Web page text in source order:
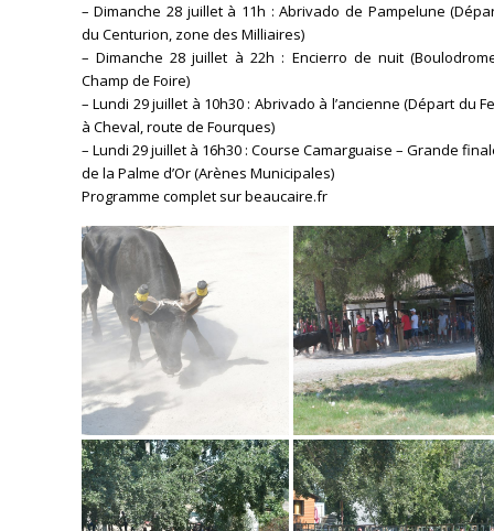
– Dimanche 28 juillet à 11h : Abrivado de Pampelune
du Centurion, zone des Milliaires)
– Dimanche 28 juillet à 22h : Encierro de nuit
Champ de Foire)
– Lundi 29 juillet à 10h30 : Abrivado à l’ancienne (Départ du
à Cheval, route de Fourques)
– Lundi 29 juillet à 16h30 : Course Camarguaise – Grande
de la Palme d’Or (Arènes Municipales)
Programme complet sur beaucaire.fr